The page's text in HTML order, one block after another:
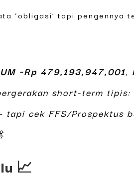
‘obligasi’ tapi pengennya
~Rp 479,193,947,001,
short-term tipis:
tapi cek FFS/Prospektus
📈